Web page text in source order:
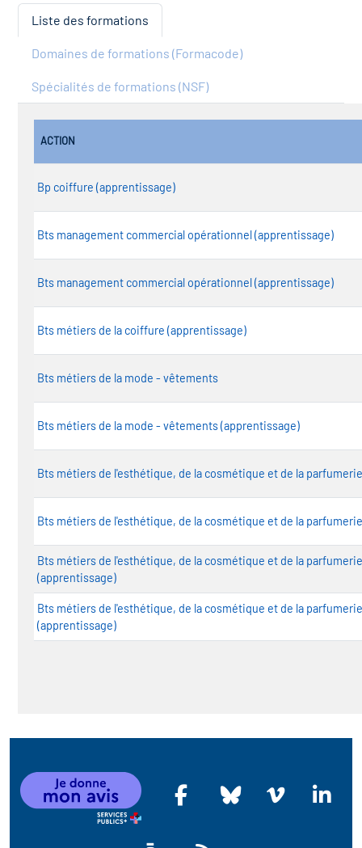
Liste des formations
Domaines de formations (Formacode)
Spécialités de formations (NSF)
ACTION
Bp coiffure (apprentissage)
Bts management commercial opérationnel (apprentissage)
Bts management commercial opérationnel (apprentissage)
Bts métiers de la coiffure (apprentissage)
Bts métiers de la mode - vêtements
Bts métiers de la mode - vêtements (apprentissage)
Bts métiers de l'esthétique, de la cosmétique et de la
Bts métiers de l'esthétique, de la cosmétique et de la
Bts métiers de l'esthétique, de la cosmétique et de la
(apprentissage)
Bts métiers de l'esthétique, de la cosmétique et de la
(apprentissage)